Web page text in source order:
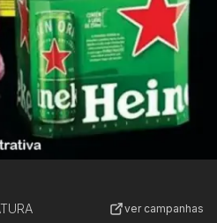
ver campanhas